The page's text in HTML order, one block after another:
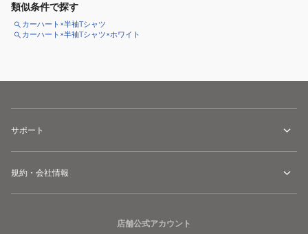
類似条件で探す
カーハート×半袖Tシャツ
カーハート×半袖Tシャツ×ホワイト
サポート
規約・会社情報
店舗公式アカウント